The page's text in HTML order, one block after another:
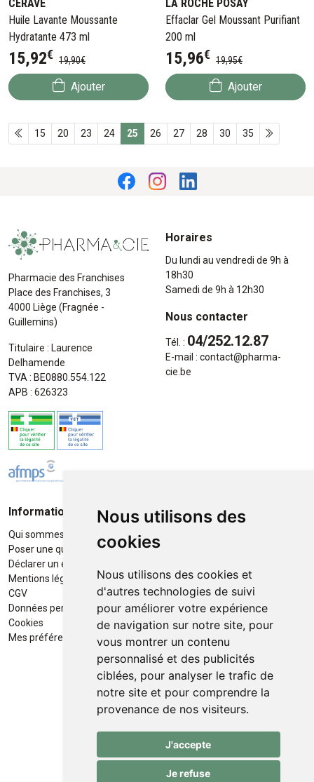
Nous utilisons des
cookies
Nous utilisons des cookies et
d'autres technologies de suivi
pour améliorer votre expérience
de navigation sur notre site, pour
vous montrer un contenu
personnalisé et des publicités
ciblées, pour analyser le trafic de
notre site et pour comprendre la
provenance de nos visiteurs.
J'accepte
Je refuse
CERAVE
Huile Lavante Moussante
Hydratante 473 ml
15,92€ 19,90€
Ajouter
LA ROCHE POSAY
Effaclar Gel Moussant Purifiant
200 ml
15,96€ 19,95€
Ajouter
15 20 23 24 25 26 27 28 30 35
Pharmacie des Franchises
Place des Franchises, 3
4000 Liège (Fragnée -
Guillemins)
Titulaire : Laurence
Delhamende
TVA : BE0880.554.122
APB : 626323
Horaires
Du lundi au vendredi de 9h à
18h30
Samedi de 9h à 12h30
Nous contacter
Tél. : 04/252.12.87
E-mail : contact@pharma-
cie.be
Informations
Qui sommes-nous ?
Poser une question
Déclarer un effet indésirable
Mentions légales
CGV
Données personnelles
Cookies
Mes préférences Cookies
Moyens de paiement
Retrait / Livraison
Retrait à la pharmacie en Click
Livraison cyclo-urbaines à Liège
avec :
Service professionnel et
écologique de livraisons rapides
et fiables.